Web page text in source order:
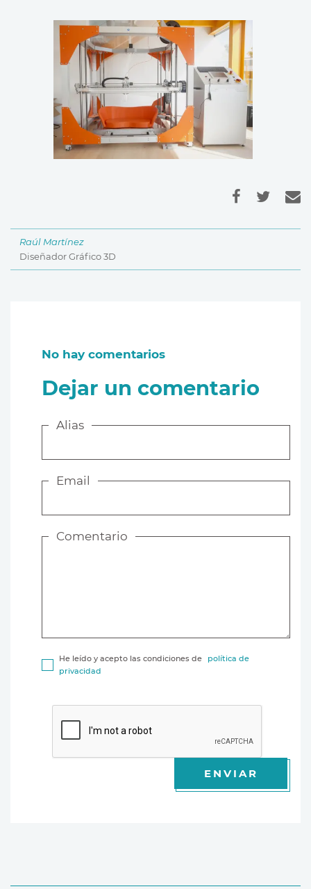
Raúl Martínez
Diseñador Gráfico 3D
No hay comentarios
Dejar un comentario
Alias
Email
Comentario
He leído y acepto las condiciones de
política de
privacidad
ENVIAR